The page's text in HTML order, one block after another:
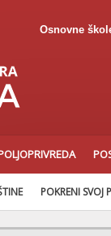
Osnovne
POKRENI SVOJ